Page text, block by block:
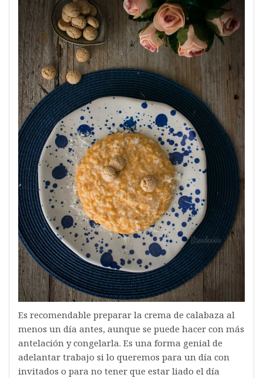
Es recomendable preparar la crema de calabaza al
menos un día antes, aunque se puede hacer con más
antelación y congelarla. Es una forma genial de
adelantar trabajo si lo queremos para un día con
invitados o para no tener que estar liado el día